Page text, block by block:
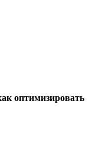
оптимизировать